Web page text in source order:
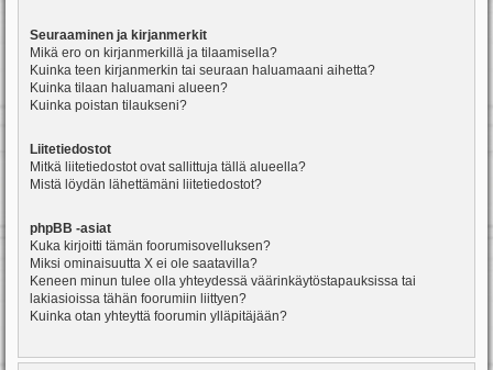
Seuraaminen ja kirjanmerkit
Mikä ero on kirjanmerkillä ja tilaamisella?
Kuinka teen kirjanmerkin tai seuraan haluamaani aihetta?
Kuinka tilaan haluamani alueen?
Kuinka poistan tilaukseni?
Liitetiedostot
Mitkä liitetiedostot ovat sallittuja tällä alueella?
Mistä löydän lähettämäni liitetiedostot?
phpBB -asiat
Kuka kirjoitti tämän foorumisovelluksen?
Miksi ominaisuutta X ei ole saatavilla?
Keneen minun tulee olla yhteydessä väärinkäytöstapauksissa tai
lakiasioissa tähän foorumiin liittyen?
Kuinka otan yhteyttä foorumin ylläpitäjään?